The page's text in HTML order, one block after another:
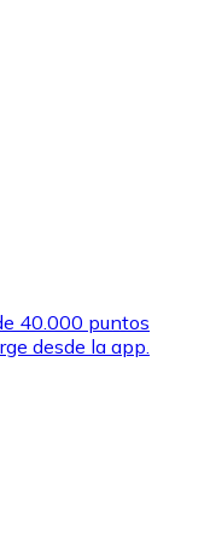
favoritas con
40.000 puntos
desde la app.